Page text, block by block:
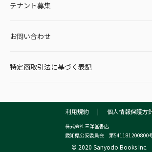
テナント募集
お問い合わせ
特定商取引法に基づく表記
利用規約 個人情報保護方
株式会社三洋堂書店
愛知県公安委員会 第541181200800
© 2020 Sanyodo Books Inc.